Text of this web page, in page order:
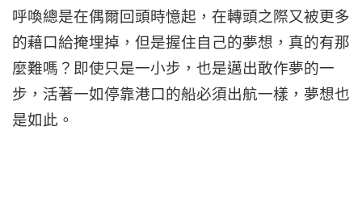
呼喚總是在偶爾回頭時憶起，在轉頭之際又被更多
的藉口給掩埋掉，但是握住自己的夢想，真的有那
麼難嗎？即使只是一小步，也是邁出敢作夢的一
步，活著一如停靠港口的船必須出航一樣，夢想也
是如此。